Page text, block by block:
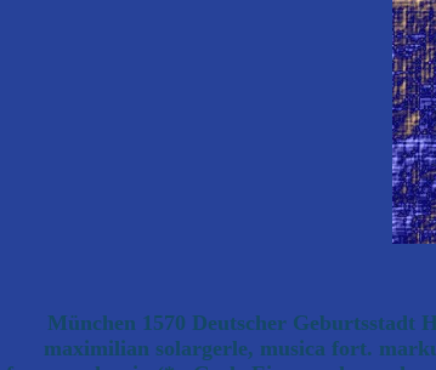
München 1570 Deutscher Geburtsstadt
maximilian solargerle, musica fort.